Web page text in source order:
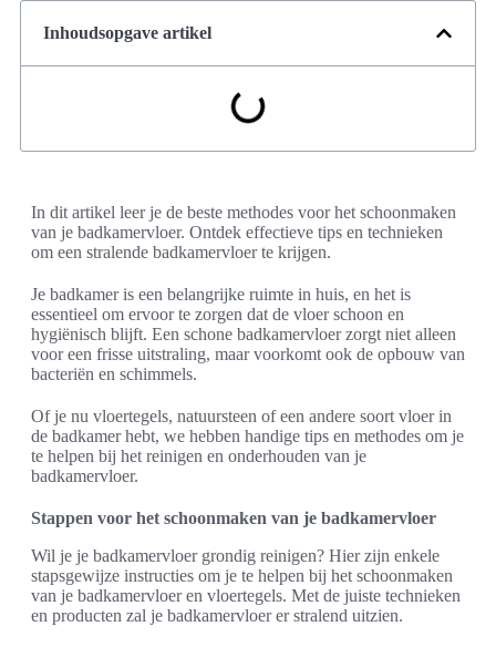
Inhoudsopgave artikel
In dit artikel leer je de beste methodes voor het schoonmaken
van je badkamervloer. Ontdek effectieve tips en technieken
om een stralende badkamervloer te krijgen.
Je badkamer is een belangrijke ruimte in huis, en het is
essentieel om ervoor te zorgen dat de vloer schoon en
hygiënisch blijft. Een schone badkamervloer zorgt niet alleen
voor een frisse uitstraling, maar voorkomt ook de opbouw van
bacteriën en schimmels.
Of je nu vloertegels, natuursteen of een andere soort vloer in
de badkamer hebt, we hebben handige tips en methodes om je
te helpen bij het reinigen en onderhouden van je
badkamervloer.
Stappen voor het schoonmaken van je badkamervloer
Wil je je badkamervloer grondig reinigen? Hier zijn enkele
stapsgewijze instructies om je te helpen bij het schoonmaken
van je badkamervloer en vloertegels. Met de juiste technieken
en producten zal je badkamervloer er stralend uitzien.